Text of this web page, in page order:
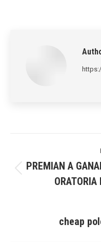
PREMIAN A
ORATORIA
cheap